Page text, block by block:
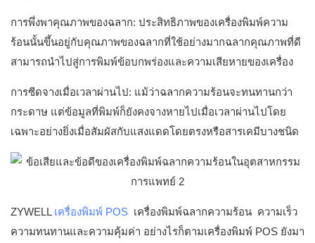
การพึ่งพาคุณภาพของฉลาก: ประสิทธิภาพของเครื่องพิมพ์ความ
ร้อนนั้นขึ้นอยู่กับคุณภาพของฉลากที่ใช้อย่างมากฉลากคุณภาพที่ดี
สามารถนำไปสู่การพิมพ์ข้อบกพร่องและความเสียหายของเครื่อง
การซีดจางเมื่อเวลาผ่านไป: แม้ว่าฉลากความร้อนจะทนทานกว่า
กระดาษ แต่ข้อมูลที่พิมพ์ก็ยังคงจางหายไปเมื่อเวลาผ่านไปโดย
เฉพาะอย่างยิ่งเมื่อสัมผัสกับแสงแดดโดยตรงหรือสารเคมีบางชนิด
ZYWELL เครื่องพิมพ์ POS เครื่องพิมพ์ฉลากความร้อน ความเร็ว
ความทนทานและความคุ้มค่า อย่างไรก็ตามเครื่องพิมพ์ POS ยังมา